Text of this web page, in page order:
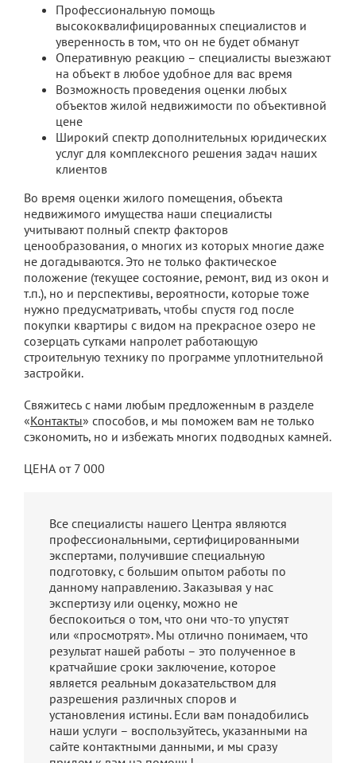
Профессиональную помощь
высококвалифицированных специалистов и
уверенность в том, что он не будет обманут
Оперативную реакцию – специалисты выезжают
на объект в любое удобное для вас время
Возможность проведения оценки любых
объектов жилой недвижимости по объективной
цене
Широкий спектр дополнительных юридических
услуг для комплексного решения задач наших
клиентов
Во время оценки жилого помещения, объекта
недвижимого имущества наши специалисты
учитывают полный спектр факторов
ценообразования, о многих из которых многие даже
не догадываются. Это не только фактическое
положение (текущее состояние, ремонт, вид из окон и
т.п.), но и перспективы, вероятности, которые тоже
нужно предусматривать, чтобы спустя год после
покупки квартиры с видом на прекрасное озеро не
созерцать сутками напролет работающую
строительную технику по программе уплотнительной
застройки.
Свяжитесь с нами любым предложенным в разделе
«Контакты» способов, и мы поможем вам не только
сэкономить, но и избежать многих подводных камней.
ЦЕНА от 7 000
Все специалисты нашего Центра являются
профессиональными, сертифицированными
экспертами, получившие специальную
подготовку, с большим опытом работы по
данному направлению. Заказывая у нас
экспертизу или оценку, можно не
беспокоиться о том, что они что-то упустят
или «просмотрят». Мы отлично понимаем, что
результат нашей работы – это полученное в
кратчайшие сроки заключение, которое
является реальным доказательством для
разрешения различных споров и
установления истины. Если вам понадобились
наши услуги – воспользуйтесь, указанными на
сайте контактными данными, и мы сразу